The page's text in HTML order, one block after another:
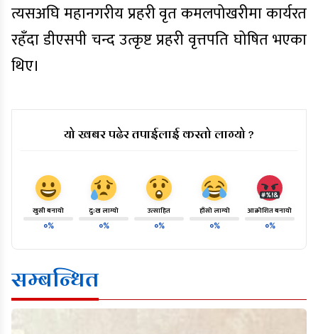
त्यसअघि महानगरीय प्रहरी वृत कमलपोखरीमा कार्यरत
रहँदा डीएसपी चन्द उत्कृष्ट प्रहरी वृत्तपति घोषित भएका
थिए।
यो खबर पढेर तपाईलाई कस्तो लाग्यो ?
खुसी बनायो
०%
दु:ख लाग्यो
०%
उत्साहित
०%
हाँसो लाग्यो
०%
आक्रोशित बनायो
०%
सम्बन्धित